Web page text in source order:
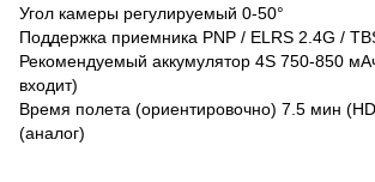
Угол камеры регулируемый 0-50°
Поддержка приемника PNP / ELRS 2.4G /
Рекомендуемый аккумулятор 4S 750-850
входит)
Время полета (ориентировочно) 7.5 мин
(аналог)